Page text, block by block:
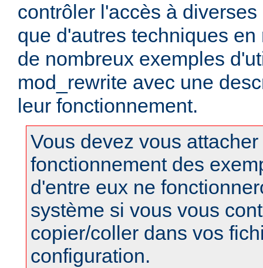
contrôler l'accès à
que d'autres techniques
de nombreux exemples
mod_rewrite avec une
leur fonctionnement.
Vous devez vous
fonctionnement des
d'entre eux ne
système si vous vous
copier/coller dans vos
configuration.